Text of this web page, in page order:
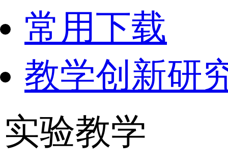
常用下载
教学创新研
实验教学